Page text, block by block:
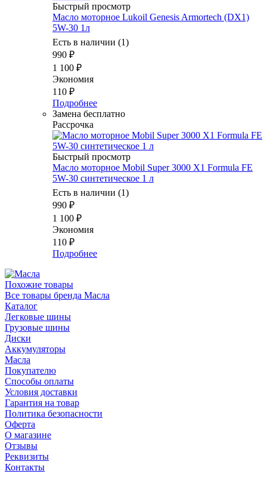
Быстрый просмотр
Масло моторное Lukoil Genesis Armortech (DX1)
5W-30 1л
Есть в наличии (1)
990 ₽
1 100 ₽
Экономия
110 ₽
Подробнее
Замена бесплатно
Рассрочка
Быстрый просмотр
Масло моторное Mobil Super 3000 X1 Formula FE
5W-30 синтетическое 1 л
Есть в наличии (1)
990 ₽
1 100 ₽
Экономия
110 ₽
Подробнее
Похожие товары
Все товары бренда Масла
Каталог
Легковые шины
Грузовые шины
Диски
Аккумуляторы
Масла
Покупателю
Способы оплаты
Условия доставки
Гарантия на товар
Политика безопасности
Оферта
О магазине
Отзывы
Реквизиты
Контакты